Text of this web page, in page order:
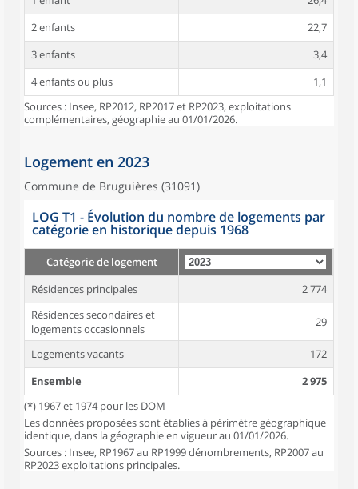
2 enfants
22,7
3 enfants
3,4
4 enfants ou plus
1,1
Sources : Insee, RP2012, RP2017 et RP2023, exploitations
complémentaires, géographie au 01/01/2026.
Logement en 2023
Commune de Bruguières (31091)
LOG T1 - Évolution du nombre de logements par
catégorie en historique depuis 1968
Catégorie de logement
Résidences principales
2 774
Résidences secondaires et
logements occasionnels
29
Logements vacants
172
Ensemble
2 975
(*) 1967 et 1974 pour les DOM
Les données proposées sont établies à périmètre géographique
identique, dans la géographie en vigueur au 01/01/2026.
Sources : Insee, RP1967 au RP1999 dénombrements, RP2007 au
RP2023 exploitations principales.